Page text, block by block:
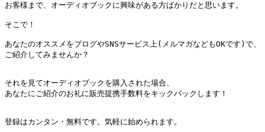
お客様まで、オーディオブックに興味がある方ばかりだと思います。
そこで！
あなたのオススメをブログやSNSサービス上(メルマガなどもOKです)で、
ご紹介してみませんか？
それを見てオーディオブックを購入された場合、
あなたにご紹介のお礼に販売提携手数料をキックバックします！
登録はカンタン・無料です。気軽に始められます。